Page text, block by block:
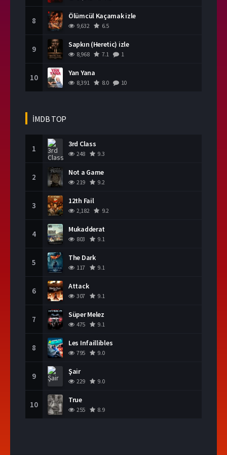
8 Ölümcül Kaçamak izle
9,632 6.5
9 Sapkın (Heretic) izle
8,968 7.1 1
10 Yan Yana
8,391 8.0 10
İMDB TOP
1 3rd Class
248 9.3
2 Not a Game
219 9.2
3 12th Fail
2,182 9.2
4 Mukadderat
803 9.1
5 The Dark
117 9.1
6 Attack
307 9.1
7 Süper Melez
475 9.1
8 Les Infaillibles
795 9.0
9 Şair
229 9.0
10 True
255 8.9